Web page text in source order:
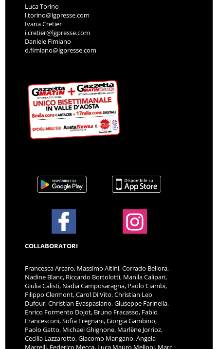
Luca Torino
l.torino@lgpresse.com
Ivana Cretier
i.cretier@lgpresse.com
Daniele Fimiano
d.fimiano@lgpresse.com
COLLABORATORI
Francesca Arcaro, Massimo Altini, Corrado Bellora,
Nadine Blanc, Riccardo Bortolotti, Manila Calipari,
Giulia Calisti, Nadia Camposaragna, Paolo Ciambi,
Filippo Clermont, Carol Di Vito, Christian Leo
Dufour, Christian Evaspasiano, Giuseppe Farinella,
Enrico Formento Dojot, Bruno Fracasso, Fabio
Francesconi, Sofia Fregnani, Giorgia Gambino,
Paolo Gatto, Michael Ghignone, Marlène Jorrioz,
Cecilia Lazzarotto, Giacomo Mangano, Angela
Marrelli, Federico Mecca, Luca Mauro Melloni, Marc